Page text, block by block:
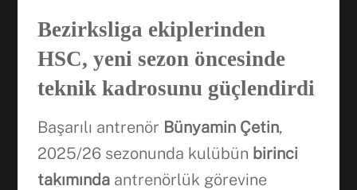
Bezirksliga ekiplerinden
HSC, yeni sezon öncesinde
teknik kadrosunu güçlendirdi
Başarılı antrenör Bünyamin Çetin,
2025/26 sezonunda kulübün birinci
takımındaantrenörlük görevine